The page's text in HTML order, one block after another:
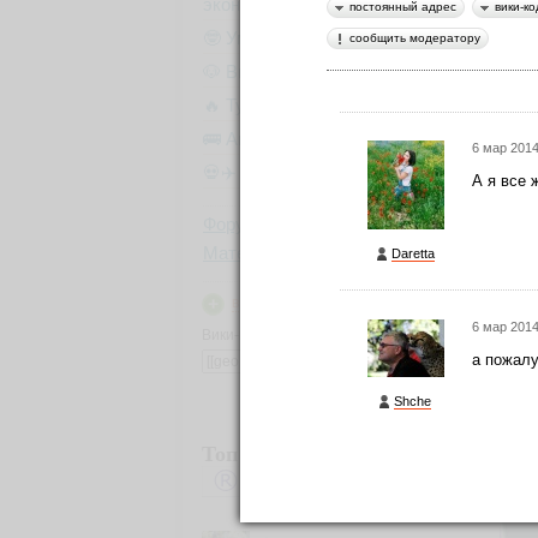
постоянный адрес вики-
сообщить модератору
Daretta
6 мар
А я все
Shche
6 мар
а
🤓 Умные экскурсии
🐶 Вип-гид из местных
🚌 Автобусы с вайфаем 🐷
💀✈️ Бессметрное авиасало!
На